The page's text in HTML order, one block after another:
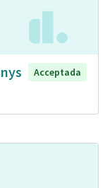
Acceptada